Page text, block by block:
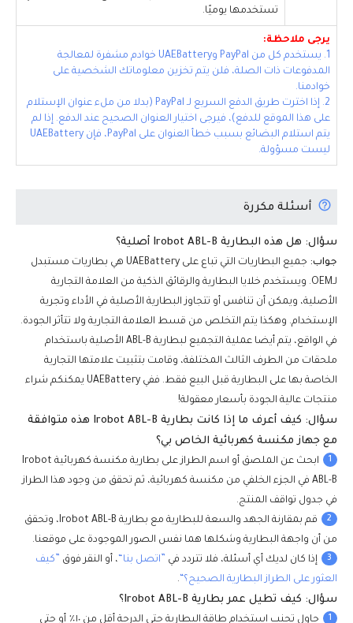
تستخدمها يوميًا.
يرجى ملاحظة:
1. يستخدم كل من PayPal وUAEBattery خوادم مشفرة لمعالجة
المدفوعات ذات الصلة، فلن يتم تخزين معلوماتك الشخصية على
خوادمنا.
2. إذا اخترت طريق الدفع السريع لـ PayPal (بدلا من ملء عنوان الإستلام
على هذا الموقع للدفع)، فيرجى اختيار العنوان الصحيح عند الدفع. إذا لم
يتم استلام البضائع بسبب خطأ العنوان على PayPal، فإن UAEBattery
ليست مسؤولة.
أسئلة مكررة
سؤال: هل هذه البطارية Irobot ABL-B أصلية؟
جواب:
جميع البطاريات التي تباع على UAEBattery هي بطاريات مستبدل
لـOEM. ويستخدم خلايا البطارية والرقائق الذكية من العلامة التجارية
الأصلية، ويمكن أن تنافس أو تتجاوز البطارية الأصلية في الأداء وتجرية
الإستخدام. وهكذا يتم التخلص من قسط العلامة التجارية ولا تتأثر الجودة.
في الواقع، يتم أيضا عملية التجميع لبطارية ABL-B الأصلية باستخدام
ملحقات من الطرف الثالث المختلفة، وقامت بتثبيت علامتها التجارية
الخاصة بها على البطارية قبل البيع فقط. ففي UAEBattery يمكنكم شراء
منتجات عالية الجودة بأسعار معقولة!
سؤال: كيف أعرف ما إذا كانت بطارية Irobot ABL-B هذه متوافقة
مع جهاز مكنسة كهربائية الخاص بي؟
1
ابحث عن الملصق أو اسم الطراز على بطارية مكنسة كهربائية Irobot
ABL-B في الجزء الخلفي من مكنسة كهربائية، ثم تحقق من وجود هذا الطراز
في جدول تواقف المنتج.
2
قم بمقارنة الجهد والسعة للبطارية مع بطارية Irobot ABL-B، وتحقق
من أن واجهة البطارية وشكلها هما نفس الصور الموجودة على موقعنا.
3 إذا كان لديك أي أسئلة، فلا تتردد في ”اتصل بنا“، أو النقر فوق ”كيف
العثور على الطراز البطارية الصحيح؟“.
سؤال: كيف تطيل عمر بطارية Irobot ABL-B؟
1 جاول تجنب استخدام طاقة البطارية حتى الدرجة أقل من ١٠٪ أو حتي